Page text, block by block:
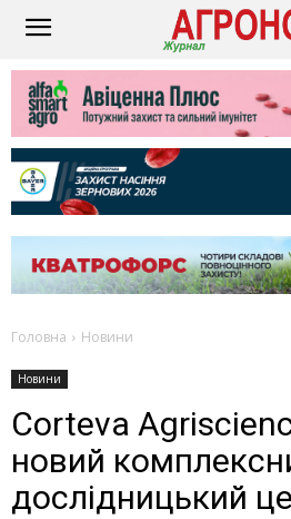
Головна Новини
Новини
Corteva
новий
дослідницький